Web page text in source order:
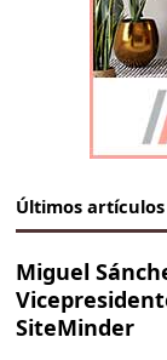
Últimos artículos
Miguel
SiteMinder